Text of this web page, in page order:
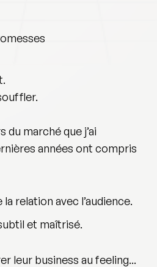
du marchéque j’ai
années ont compris
la relation avec l’audience.
et maîtrisé.
leur business au feeling...